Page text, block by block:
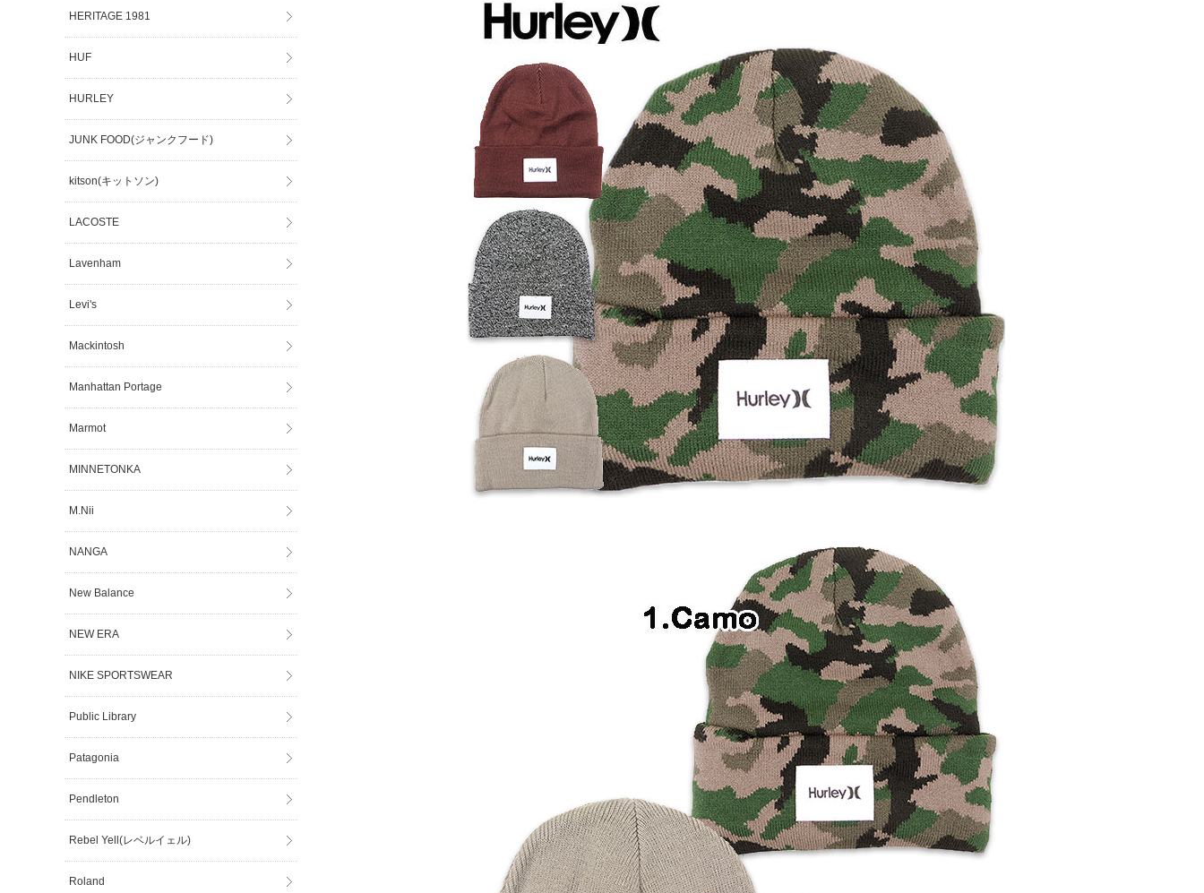
HERITAGE 1981
HUF
HURLEY
JUNK FOOD(ジャンクフード)
kitson(キットソン)
LACOSTE
Lavenham
Levi's
Mackintosh
Manhattan Portage
Marmot
MINNETONKA
M.Nii
NANGA
New Balance
NEW ERA
NIKE SPORTSWEAR
Public Library
Patagonia
Pendleton
Rebel Yell(レベルイェル)
Roland